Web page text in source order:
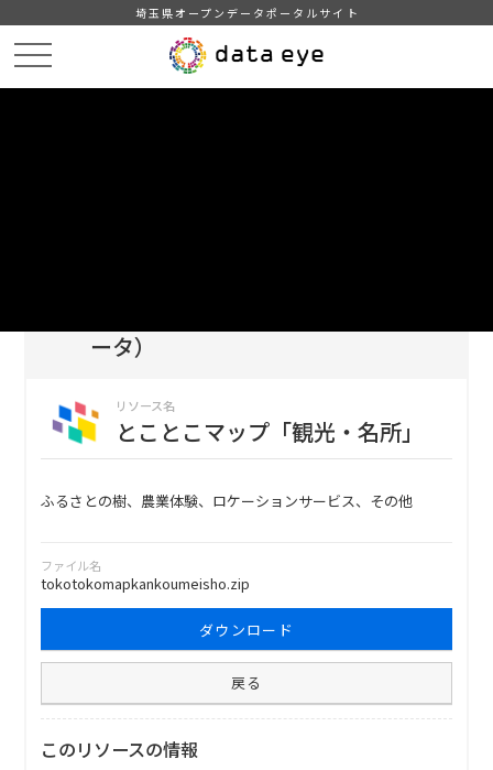
埼玉県オープンデータポータルサイト
ータ）
リソース名
とことこマップ「観光・名所」
ふるさとの樹、農業体験、ロケーションサービス、その他
ファイル名
tokotokomapkankoumeisho.zip
ダウンロード
戻る
このリソースの情報